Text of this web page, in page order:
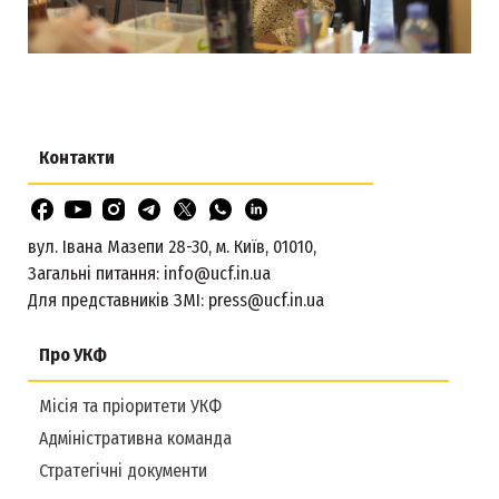
Про УКФ
Місія та пріоритети УКФ
Адміністративна команда
Стратегічні документи
Контакти
вул. Івана Мазепи 28-30, м. Київ, 01010,
Загальні питання: info@ucf.in.ua
Для представників ЗМІ: press@ucf.in.ua